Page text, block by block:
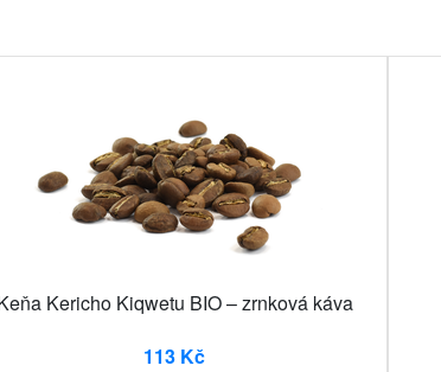
Kericho Kiqwetu BIO – zrnková káva
113 Kč